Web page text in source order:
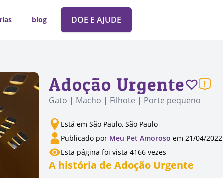
blog DOE E AJUDE
Adoção Urgente
Gato | Macho | Filhote | Porte pequeno
Está em São Paulo, São Paulo
Publicado por Meu Pet Amoroso em 21/04/2022
Esta página foi vista 4166 vezes
A história de Adoção Urgente